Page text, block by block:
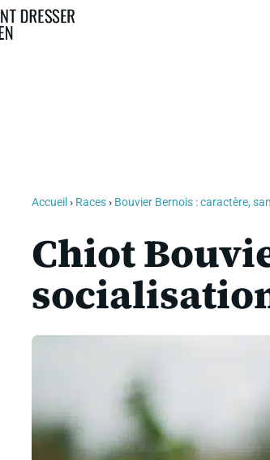
Accueil › Races› Bouvier Bernois : caractère,
Chiot